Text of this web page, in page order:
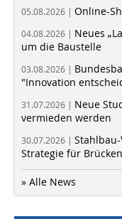
05.08.2026 | Online-
04.08.2026 | Neues
um die Baustelle
03.08.2026 |
"Innovation
31.07.2026 | Neue
vermieden werden
30.07.2026 |
Strategie für
» Alle News